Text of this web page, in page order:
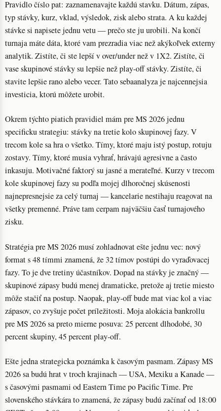
Pravidlo číslo pat: zaznamenavajte každú stavku. Dátum, zápas,
typ stávky, kurz, vklad, výsledok, zisk alebo strata. A ku každej
stávke si napisete jednu vetu — prečo ste ju urobili. Na končí
turnaja máte dáta, ktoré vam prezradia viac než akýkoľvek externy
analytik. Zistíte, či ste lepší v over/under než v 1X2. Zistíte, či
vase skupinové stávky su lepšie než play-off stávky. Zistíte, či
stavite lepšie rano alebo vecer. Tato sebaanalyza je najcennejsia
investicia, ktorú môžete urobit.
Okrem týchto piatich pravidiel mám pre MS 2026 jednu
specificku strategiu: stávky na tretie kolo skupinovej fazy. V
trecom kole sa hra o všetko. Tímy, ktoré maju istý postup, rotuju
zostavy. Tímy, ktoré musia vyhrať, hrávajú agresivne a často
inkasuju. Motivačné faktorý su jasné a merateľné. Kurzy v trecom
kole skupinovej fazy su podľa mojej dlhoročnej skúsenosti
najnepresnejsie za celý turnaj — kancelarie nestihaju reagovat na
všetky premenné. Práve tam cerpam najväčšiu časť turnajového
zisku.
Stratégia pre MS 2026 musí zohladnovat ešte jednu vec: nový
format s 48 tímmi znamená, že 32 tímov postúpi do vyraďovacej
fazy. To je dve tretiny účastníkov. Dopad na stávky je značný —
skupinové zápasy budú menej dramaticke, pretože aj tretie miesto
môže stačiť na postup. Naopak, play-off bude mat viac kol a viac
zápasov, co zvyšuje počet príležitosti. Moja alokácia bankrollu
pre MS 2026 sa preto mierne posuva: 25 percent dlhodobé, 30
percent skupiny, 45 percent play-off.
Ešte jedna strategicka poznámka k časovým pasmam. Zápasy MS
2026 sa budú hrat v troch krajinach — USA, Mexiku a Kanade —
s časovými pasmami od Eastern Time po Pacific Time. Pre
slovenského stávkára to znamená, že zápasy budú začínať od 18:00